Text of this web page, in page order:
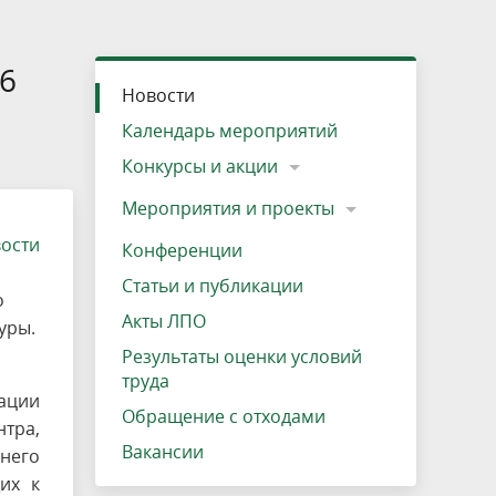
Озеро Плещеево
Вакансии
Экологические тропы и туристские
маршруты
Прокат велосипедов
Адрес, телефон, схема проезда
Результаты оценки условий труда
Интерактивная карта
Кадастр объектов животного мира, не
отнесенных к объектам охоты
к
Новости
Календарь мероприятий
Конкурсы и акции
Мероприятия и проекты
Конференции
Статьи и публикации
Акты ЛПО
Результаты оценки условий
труда
Обращение с отходами
Вакансии